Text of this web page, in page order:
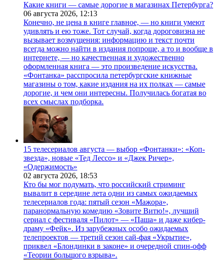
Какие книги — самые дорогие в магазинах Петербурга?
06 августа 2026, 12:13
Конечно, не цена в книге главное, — но книги умеют
удивлять и ею тоже. Тот случай, когда дороговизна не
вызывает возмущения: информацию и текст почти
всегда можно найти в издания попроще, а то и вообще в
интернете, — но качественная и художественно
оформленная книга — это произведение искусства.
«Фонтанка» расспросила петербургские книжные
магазины о том, какие издания на их полках — самые
дорогие, и чем они интересны. Получилась богатая во
всех смыслах подборка.
15 телесериалов августа — выбор «Фонтанки»: «Коп-
звезда», новые «Тед Лессо» и «Джек Ричер»,
«Одержимость»
02 августа 2026, 18:53
Кто бы мог подумать, что российский стриминг
вывалит в середине лета одни из самых ожидаемых
телесериалов года: пятый сезон «Мажора»,
паранормальную комедию «Зовите Витю!», лучший
сериал с фестиваля «Пилот» — «Паша» и даже кибер-
драму «Фейк». Из зарубежных особо ожидаемых
телепроектов — третий сезон сай-фая «Укрытие»,
приквел «Блондинки в законе» и очередной спин-офф
«Теории большого взрыва».